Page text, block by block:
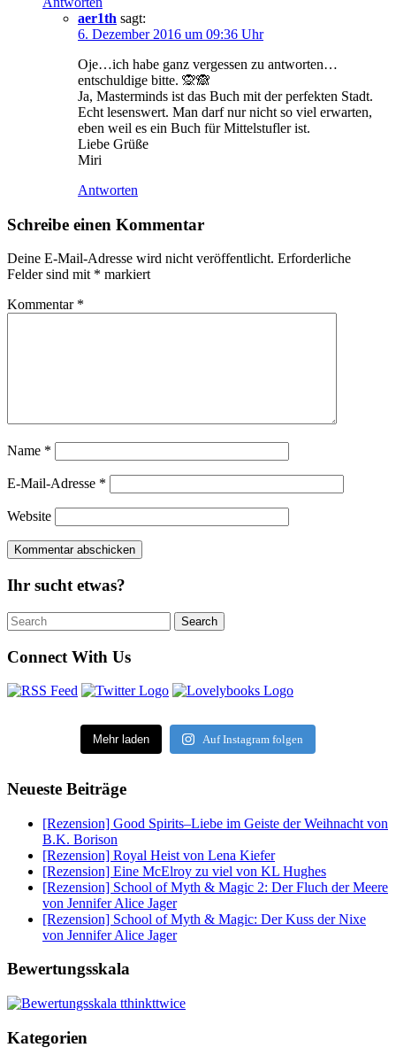
aer1th sagt:
6. Dezember 2016 um 09:36 Uhr
Oje…ich habe ganz vergessen zu antworten…
entschuldige bitte. 🙊🙈
Ja, Masterminds ist das Buch mit der perfekten Stadt.
Echt lesenswert. Man darf nur nicht so viel erwarten,
eben weil es ein Buch für Mittelstufler ist.
Liebe Grüße
Miri
Antworten
Schreibe einen Kommentar
Deine E-Mail-Adresse wird nicht veröffentlicht. Erforderliche
Felder sind mit * markiert
Kommentar *
Name *
E-Mail-Adresse *
Website
Ihr sucht etwas?
Search
for:
Search
Connect With Us
Mehr laden Auf Instagram folgen
Neueste Beiträge
[Rezension] Good Spirits–Liebe im Geiste der Weihnacht von
B.K. Borison
[Rezension] Royal Heist von Lena Kiefer
[Rezension] Eine McElroy zu viel von KL Hughes
[Rezension] School of Myth & Magic 2: Der Fluch der Meere
von Jennifer Alice Jager
[Rezension] School of Myth & Magic: Der Kuss der Nixe
von Jennifer Alice Jager
Bewertungsskala
Kategorien